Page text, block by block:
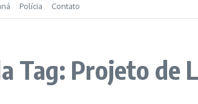
Polícia Contato
Tag: Projeto de